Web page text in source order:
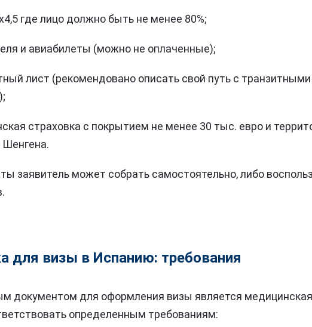
где лицо должно быть не менее 80%;
и авиабилеты (можно не оплаченные);
лист (рекомендовано описать свой путь с
страховка с покрытием не менее 30 тыс. евро и
Шенгена.
заявитель может собрать самостоятельно, либо
для визы в Испанию: требования
документом для оформления визы является
определенным требованиям: